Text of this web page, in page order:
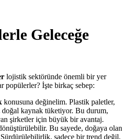
Geleceğe
lojistik sektöründe önemli bir yer
popülerler? İşte birkaç sebep:
konusuna değinelim. Plastik paletler,
doğal kaynak tüketiyor. Bu durum,
şirketler için büyük bir avantaj.
Bu sayede, doğaya olan
sadece bir trend değil,